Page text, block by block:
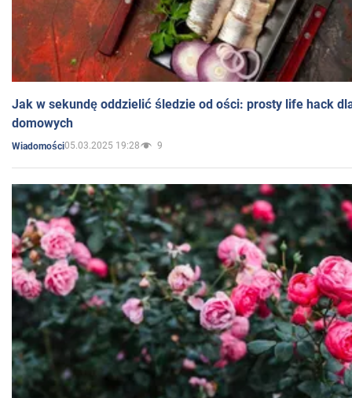
Jak w sekundę oddzielić śledzie od ości: prosty life hack
domowych
Wiadomości05.03.2025 19:28 9